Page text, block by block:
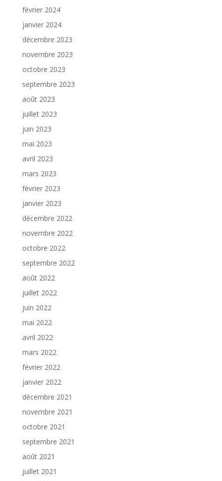
février 2024
janvier 2024
décembre 2023
novembre 2023
octobre 2023
septembre 2023
août 2023
juillet 2023
juin 2023
mai 2023
avril 2023
mars 2023
février 2023
janvier 2023
décembre 2022
novembre 2022
octobre 2022
septembre 2022
août 2022
juillet 2022
juin 2022
mai 2022
avril 2022
mars 2022
février 2022
janvier 2022
décembre 2021
novembre 2021
octobre 2021
septembre 2021
août 2021
juillet 2021